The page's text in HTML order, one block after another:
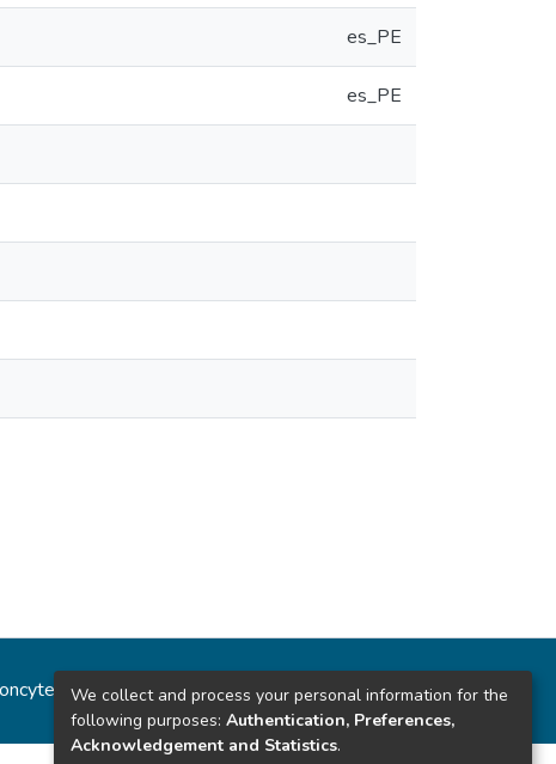
es_PE
es_PE
Estadísticas del sitio
We collect and process your personal information for the
following purposes: Authentication, Preferences,
Acknowledgement and Statistics.